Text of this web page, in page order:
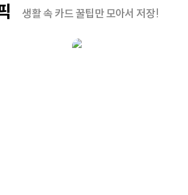
생활 속 카드 꿀팁만 모아서 저장!